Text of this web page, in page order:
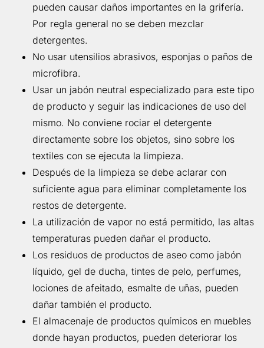
pueden causar daños importantes en la grifería.
Por regla general no se deben mezclar
detergentes.
No usar utensilios abrasivos, esponjas o paños de
microfibra.
Usar un jabón neutral especializado para este tipo
de producto y seguir las indicaciones de uso del
mismo. No conviene rociar el detergente
directamente sobre los objetos, sino sobre los
textiles con se ejecuta la limpieza.
Después de la limpieza se debe aclarar con
suficiente agua para eliminar completamente los
restos de detergente.
La utilización de vapor no está permitido, las altas
temperaturas pueden dañar el producto.
Los residuos de productos de aseo como jabón
líquido, gel de ducha, tintes de pelo, perfumes,
lociones de afeitado, esmalte de uñas, pueden
dañar también el producto.
El almacenaje de productos químicos en muebles
donde hayan productos, pueden deteriorar los